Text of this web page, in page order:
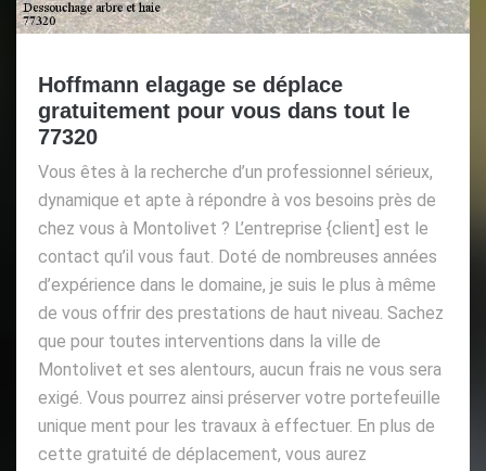
Hoffmann elagage se déplace
gratuitement pour vous dans tout le
77320
Vous êtes à la recherche d’un professionnel sérieux,
dynamique et apte à répondre à vos besoins près de
chez vous à Montolivet ? L’entreprise {client] est le
contact qu’il vous faut. Doté de nombreuses années
d’expérience dans le domaine, je suis le plus à même
de vous offrir des prestations de haut niveau. Sachez
que pour toutes interventions dans la ville de
Montolivet et ses alentours, aucun frais ne vous sera
exigé. Vous pourrez ainsi préserver votre portefeuille
unique ment pour les travaux à effectuer. En plus de
cette gratuité de déplacement, vous aurez